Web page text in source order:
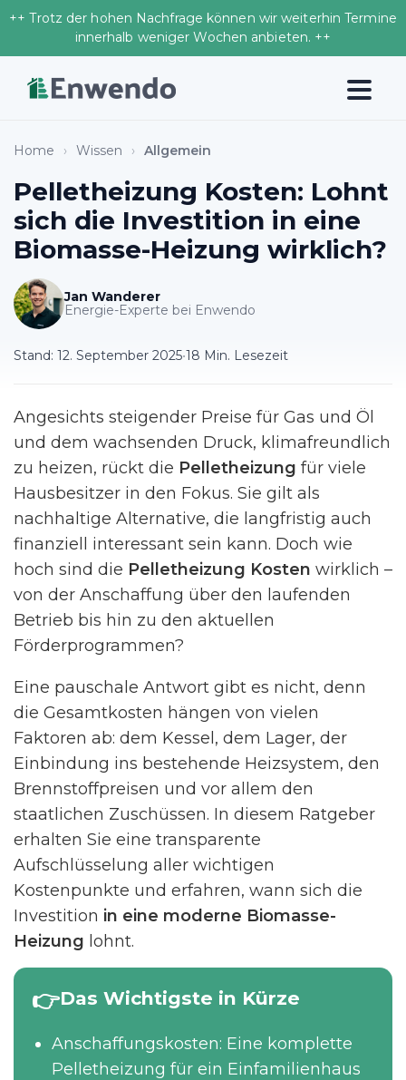
++ Trotz der hohen Nachfrage können wir weiterhin Termine
innerhalb weniger Wochen anbieten. ++
Home › Wissen › Allgemein
Pelletheizung Kosten: Lohnt
sich die Investition in eine
Biomasse-Heizung wirklich?
Jan Wanderer
Energie-Experte bei Enwendo
Stand: 12. September 2025•18 Min. Lesezeit
Angesichts steigender Preise für Gas und Öl
und dem wachsenden Druck, klimafreundlich
zu heizen, rückt die Pelletheizung für viele
Hausbesitzer in den Fokus. Sie gilt als
nachhaltige Alternative, die langfristig auch
finanziell interessant sein kann. Doch wie
hoch sind die Pelletheizung Kosten wirklich –
von der Anschaffung über den laufenden
Betrieb bis hin zu den aktuellen
Förderprogrammen?
Eine pauschale Antwort gibt es nicht, denn
die Gesamtkosten hängen von vielen
Faktoren ab: dem Kessel, dem Lager, der
Einbindung ins bestehende Heizsystem, den
Brennstoffpreisen und vor allem den
staatlichen Zuschüssen. In diesem Ratgeber
erhalten Sie eine transparente
Aufschlüsselung aller wichtigen
Kostenpunkte und erfahren, wann sich die
Investition in eine moderne Biomasse-
Heizung lohnt.
Das Wichtigste in Kürze
Anschaffungskosten: Eine komplette
Pelletheizung für ein Einfamilienhaus